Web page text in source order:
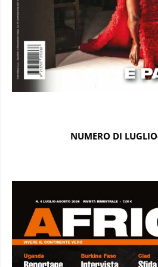
NUMERO DI